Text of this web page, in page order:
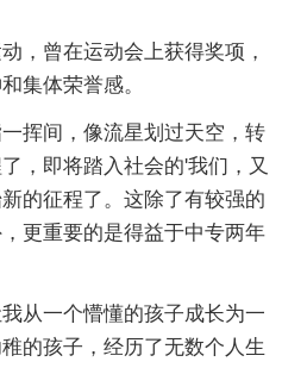
，曾在运动会上获得奖项，
集体荣誉感。
挥间，像流星划过天空，转
，即将踏入社会的'我们，又
的征程了。这除了有较强的
更重要的是得益于中专两年
从一个懵懂的孩子成长为一
的孩子，经历了无数个人生